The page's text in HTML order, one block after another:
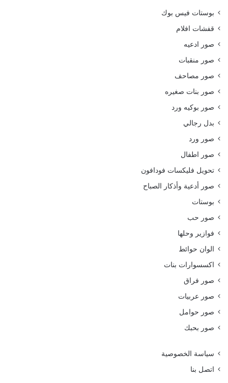
بوستات فيس بوك
قفشات افلام
صور ادعيه
صور منقبات
صور مصاحف
صور بنات صغيره
صور بوكيه ورد
بدل رجالي
صور ورد
صور اطفال
تحويل فليكسات فودافون
صور أدعية وأذكار الصباح
بوستات
صور حب
فوازير وحلها
الوان حوائط
اكسسوارات بنات
صور فراق
صور عربيات
صور حوامل
صور بحبك
سياسة الخصوصية
اتصل بنا